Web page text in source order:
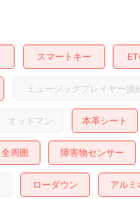
スマートキー
ミュージックプレイヤー接
オットマン 本革シート
全周囲 障害物センサー
ローダウン アルミ